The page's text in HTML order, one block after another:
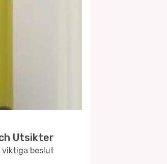
Utsikter
viktiga beslut